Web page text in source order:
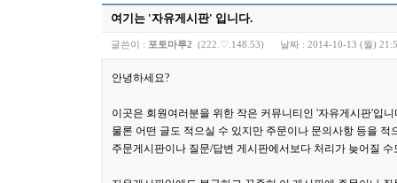
여기는 '자유게시판' 입니다.
글쓴이 : 포토마루2 (222.♡.148.53) 날짜 : 2014-10-13 (월)
안녕하세요?
이곳은 회원여러분을 위한 작은 커뮤니티인 '자유게시판'입니
물론 어떤 글도 적으실 수 있지만 주문이나 문의사항 등을 적
주문게시판이나 질문/답변 게시판에서보다 처리가 늦어질